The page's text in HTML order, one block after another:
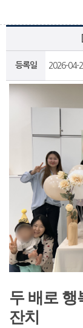
등록일 2026-04-
두 배로 행
잔치